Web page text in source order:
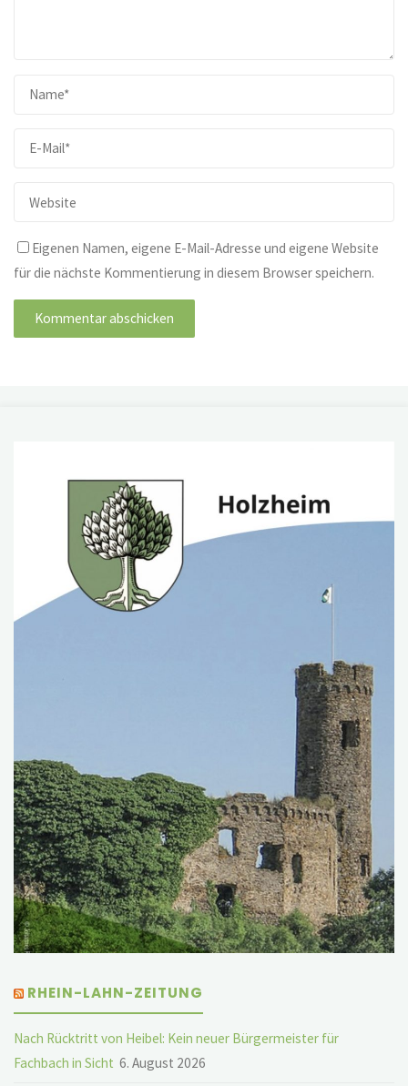
Eigenen Namen, eigene E-Mail-Adresse und eigene Website
für die nächste Kommentierung in diesem Browser speichern.
RHEIN-LAHN-ZEITUNG
Nach Rücktritt von Heibel: Kein neuer Bürgermeister für
Fachbach in Sicht 6. August 2026